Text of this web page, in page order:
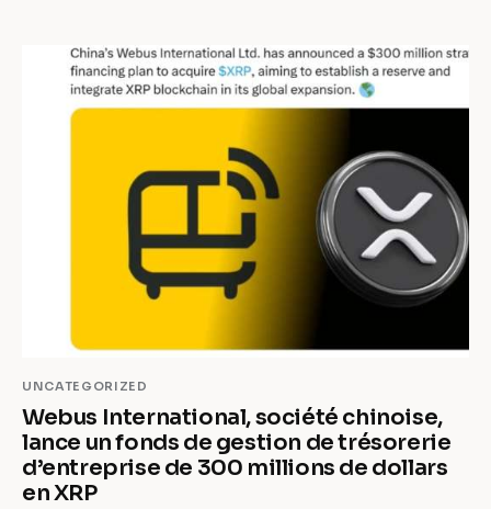
UNCATEGORIZED
Webus International, société chinoise,
lance un fonds de gestion de trésorerie
d’entreprise de 300 millions de dollars
en XRP